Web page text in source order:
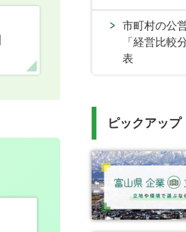
市町村の公
「経営比較
表
ピックアップ